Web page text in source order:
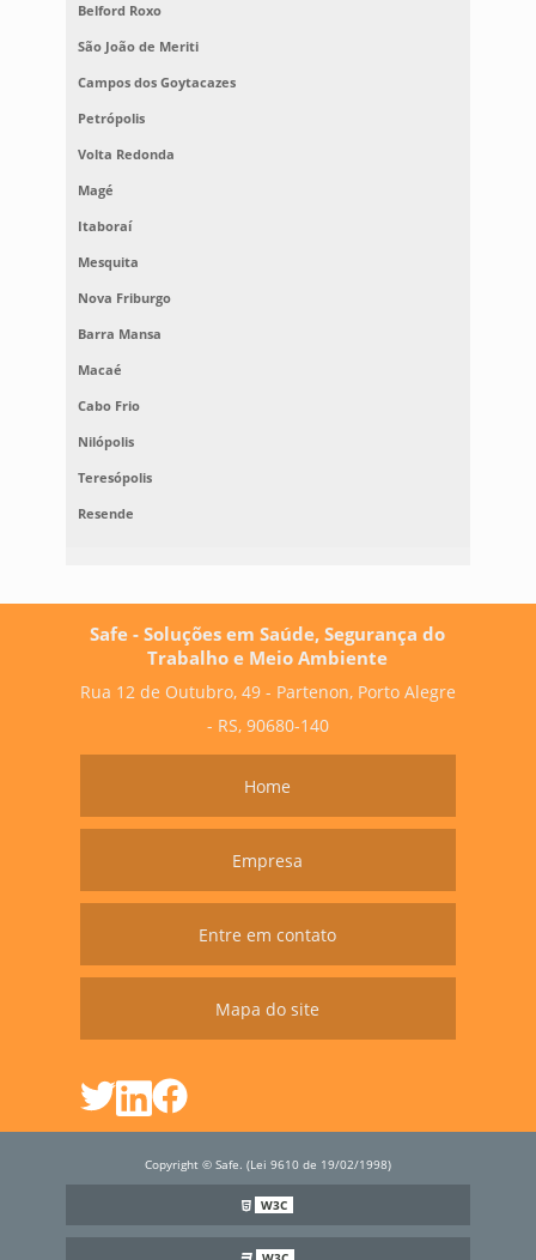
Belford Roxo
São João de Meriti
Campos dos Goytacazes
Petrópolis
Volta Redonda
Magé
Itaboraí
Mesquita
Nova Friburgo
Barra Mansa
Macaé
Cabo Frio
Nilópolis
Teresópolis
Resende
Safe - Soluções em Saúde, Segurança do
Trabalho e Meio Ambiente
Rua 12 de Outubro, 49 - Partenon, Porto Alegre
- RS, 90680-140
Home
Empresa
Entre em contato
Mapa do site
Copyright © Safe. (Lei 9610 de 19/02/1998)
W3C